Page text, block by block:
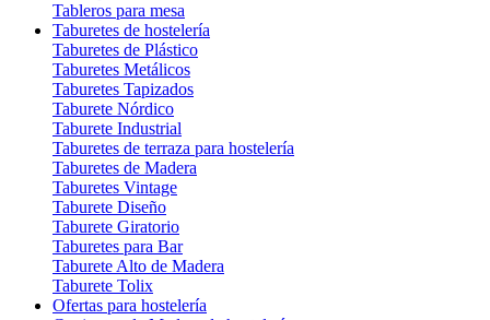
Tableros para mesa
Taburetes de hostelería
Taburetes de Plástico
Taburetes Metálicos
Taburetes Tapizados
Taburete Nórdico
Taburete Industrial
Taburetes de terraza para hostelería
Taburetes de Madera
Taburetes Vintage
Taburete Diseño
Taburete Giratorio
Taburetes para Bar
Taburete Alto de Madera
Taburete Tolix
Ofertas para hostelería